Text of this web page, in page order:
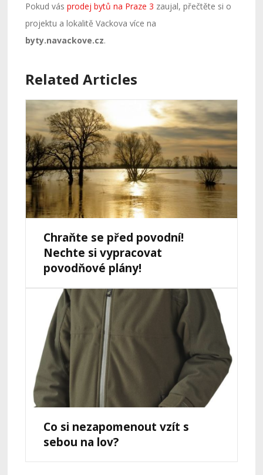
Pokud vásprodej bytů na Praze 3 zaujal, přečtěte si o
projektu a lokalitě Vackova více na
byty.navackove.cz.
Related Articles
Chraňte se před povodní!
Nechte si vypracovat
povodňové plány!
Co si nezapomenout vzít s
sebou na lov?